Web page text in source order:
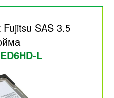
SAS 3.5
L